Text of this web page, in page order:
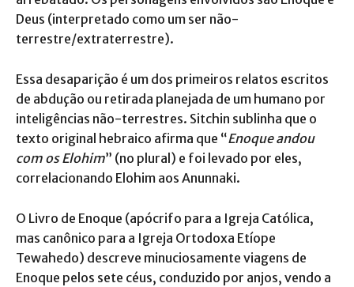
Deus (interpretado como um ser não-
terrestre/extraterrestre).
Essa desaparição é um dos primeiros relatos escritos
de abdução ou retirada planejada de um humano por
inteligências não-terrestres. Sitchin sublinha que o
texto original hebraico afirma que “Enoque andou
com os Elohim” (no plural) e foi levado por eles,
correlacionando Elohim aos Anunnaki.
O Livro de Enoque (apócrifo para a Igreja Católica,
mas canônico para a Igreja Ortodoxa Etíope
Tewahedo) descreve minuciosamente viagens de
Enoque pelos sete céus, conduzido por anjos, vendo a